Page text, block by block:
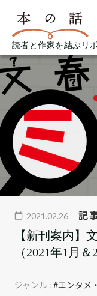
読者と作家を結ぶリ
2021.02.26 記
【新刊案内】
（2021年1月＆
ジャンル :#エンタメ